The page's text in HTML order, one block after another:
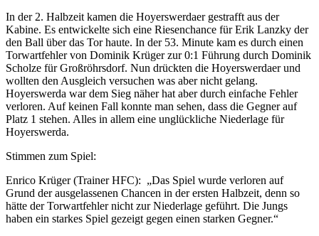
In der 2. Halbzeit kamen die Hoyerswerdaer gestrafft aus der
Kabine. Es entwickelte sich eine Riesenchance für Erik Lanzky der
den Ball über das Tor haute. In der 53. Minute kam es durch einen
Torwartfehler von Dominik Krüger zur 0:1 Führung durch Dominik
Scholze für Großröhrsdorf. Nun drückten die Hoyerswerdaer und
wollten den Ausgleich versuchen was aber nicht gelang.
Hoyerswerda war dem Sieg näher hat aber durch einfache Fehler
verloren. Auf keinen Fall konnte man sehen, dass die Gegner auf
Platz 1 stehen. Alles in allem eine unglückliche Niederlage für
Hoyerswerda.
Stimmen zum Spiel:
Enrico Krüger (Trainer HFC): „Das Spiel wurde verloren auf
Grund der ausgelassenen Chancen in der ersten Halbzeit, denn so
hätte der Torwartfehler nicht zur Niederlage geführt. Die Jungs
haben ein starkes Spiel gezeigt gegen einen starken Gegner.“